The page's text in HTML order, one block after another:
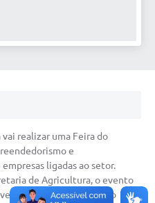
realizar uma Feira do
e
ligadas ao setor.
de Agricultura, o evento
e será realizado no